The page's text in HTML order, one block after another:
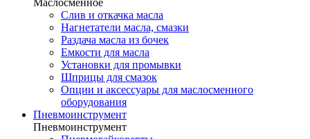
Маслосменное
Слив и откачка масла
Нагнетатели масла, смазки
Раздача масла из бочек
Емкости для масла
Установки для промывки
Шприцы для смазок
Опции и аксессуары для маслосменного
оборудования
Пневмоинструмент
Пневмоинструмент